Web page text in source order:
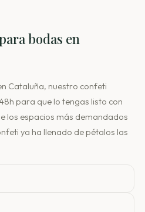
bodas en
Cataluña, nuestro confeti
para que lo tengas listo con
los espacios más demandados
ya ha llenado de pétalos las